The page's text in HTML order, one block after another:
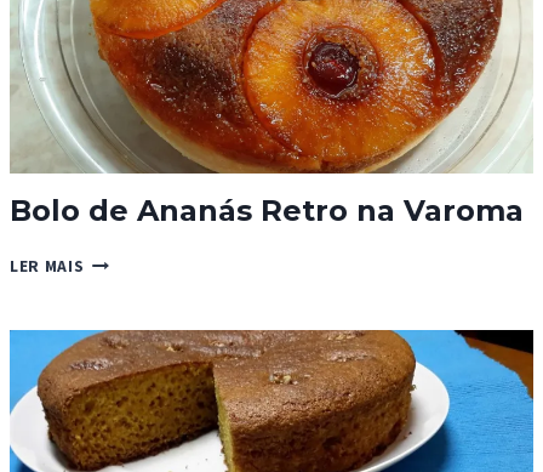
Bolo de Ananás Retro na Varoma
LER MAIS BOLO
RETRO
NA
VAROMA